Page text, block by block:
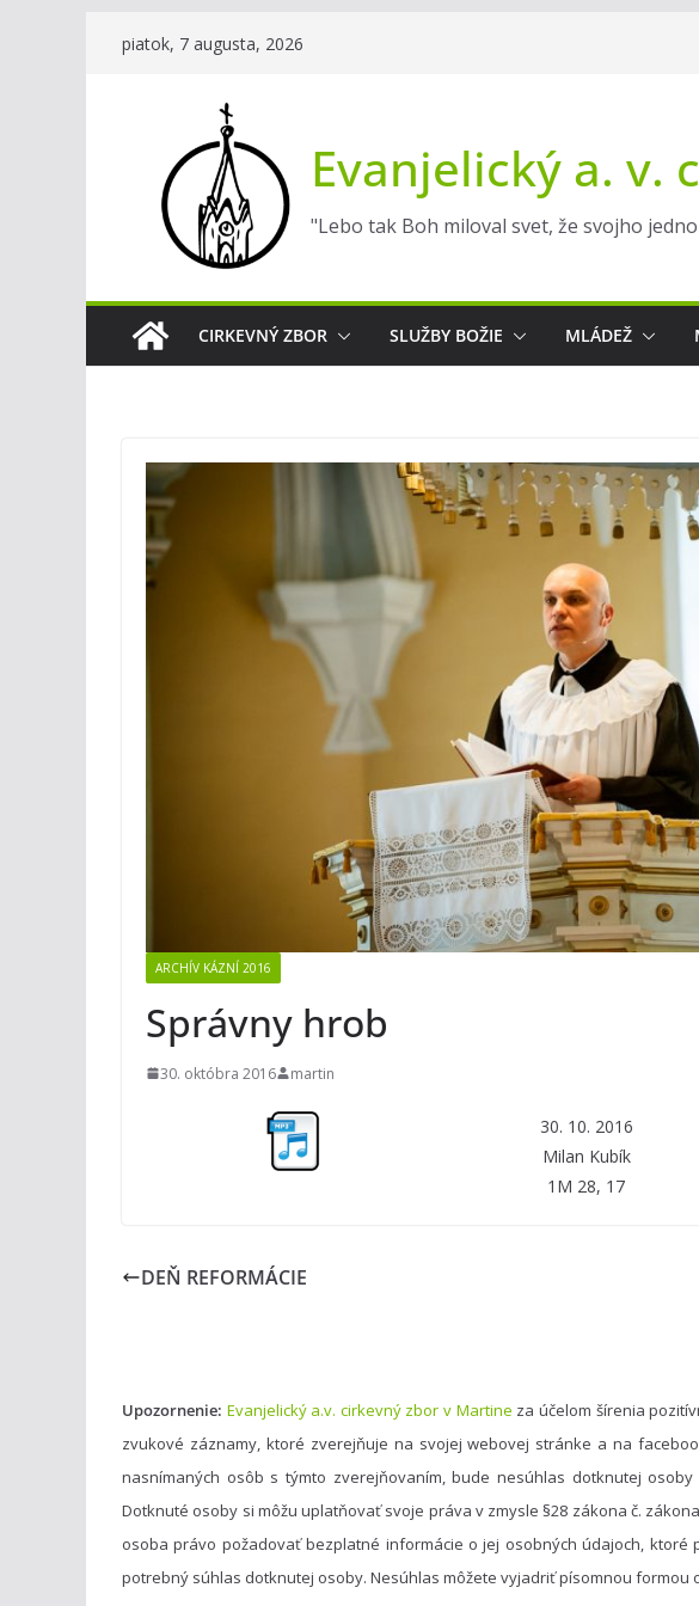
piatok, 7 augusta, 2026
Evanjelický a. v.
"Lebo tak Boh miloval svet, že svojho
CIRKEVNÝ ZBOR SLUŽBY BOŽIE MLÁDEŽ
ARCHÍV KÁZNÍ 2016
Správny hrob
30. októbra 2016 martin
30. 10. 2016
Milan Kubík
1M 28, 17
DEŇ REFORMÁCIE
Upozornenie: Evanjelický a.v. cirkevný zbor v Martine za účelom šírenia
zvukové záznamy, ktoré zverejňuje na svojej webovej stránke a na
nasnímaných osôb s týmto zverejňovaním, bude nesúhlas dotknutej
Dotknuté osoby si môžu uplatňovať svoje práva v zmysle §28 zákona č.
osoba právo požadovať bezplatné informácie o jej osobných údajoch,
potrebný súhlas dotknutej osoby. Nesúhlas môžete vyjadriť písomnou formou